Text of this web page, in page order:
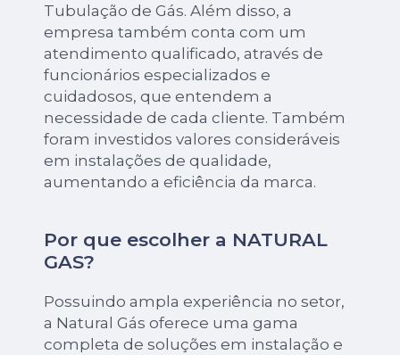
Tubulação de Gás. Além disso, a
empresa também conta com um
atendimento qualificado, através de
funcionários especializados e
cuidadosos, que entendem a
necessidade de cada cliente. Também
foram investidos valores consideráveis
em instalações de qualidade,
aumentando a eficiência da marca.
Por que escolher a NATURAL
GAS?
Possuindo ampla experiência no setor,
a Natural Gás oferece uma gama
completa de soluções em instalação e